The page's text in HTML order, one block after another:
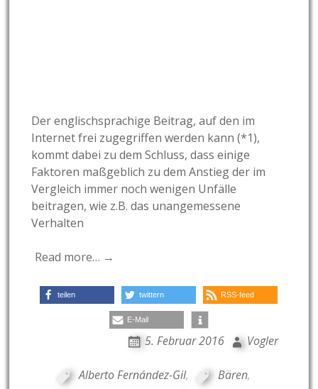
Der englischsprachige Beitrag, auf den im
Internet frei zugegriffen werden kann (*1),
kommt dabei zu dem Schluss, dass einige
Faktoren maßgeblich zu dem Anstieg der im
Vergleich immer noch wenigen Unfälle
beitragen, wie z.B. das unangemessene
Verhalten
Read more… →
teilen twittern RSS-feed
E-Mail
5. Februar 2016 Vogler
Alberto Fernández-Gil, Bären,